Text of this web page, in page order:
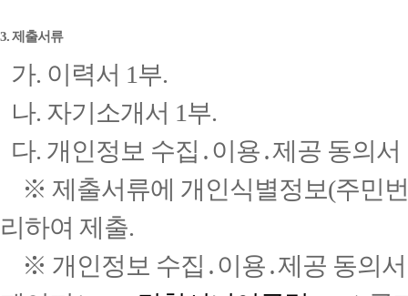
3. 제출서류
가. 이력서 1부.
나. 자기소개서 1부.
다. 개인정보 수집․이용․제공 동의서
※ 제출서류에 개인식별정보(주민
리하여 제출.
※ 개인정보 수집․이용․제공 동의